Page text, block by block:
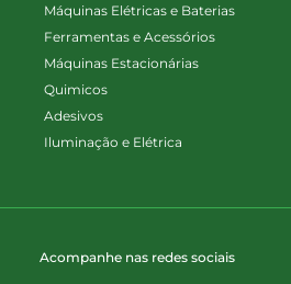
Máquinas Elétricas e Baterias
Ferramentas e Acessórios
Máquinas Estacionárias
Quimicos
Adesivos
Iluminação e Elétrica
Acompanhe nas redes sociais